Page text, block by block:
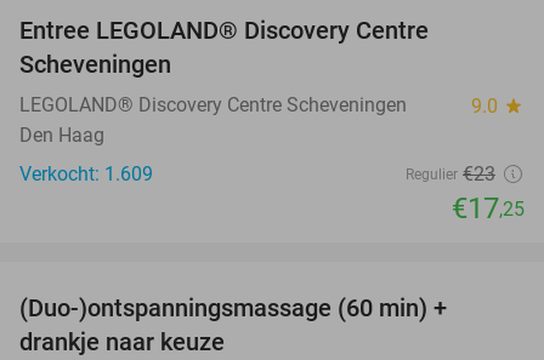
Entree LEGOLAND® Discovery Centre
Scheveningen
LEGOLAND® Discovery Centre Scheveningen 9.0 star
Den Haag
Verkocht: 1.609
Regulier €23
€17,25
(Duo-)ontspanningsmassage (60 min) +
drankje naar keuze